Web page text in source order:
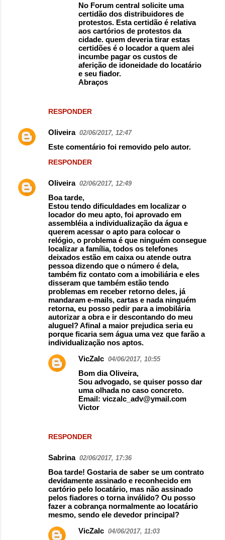
RESPONDER
No Forum central solicite uma
certidão dos distribuidores de
protestos. Esta certidão é relativa
aos cartórios de protestos da
cidade. quem deveria tirar estas
certidões é o locador a quem alei
incumbe pagar os custos de
aferição de idoneidade do locatário
e seu fiador.
Abraços
Oliveira 02/06/2017, 12:47
Este comentário foi removido pelo autor.
RESPONDER
Oliveira 02/06/2017, 12:49
Boa tarde,
Estou tendo dificuldades em localizar o
locador do meu apto, foi aprovado em
assembléia a individualização da água e
querem acessar o apto para colocar o
relógio, o problema é que ninguém consegue
localizar a família, todos os telefones
deixados estão em caixa ou atende outra
pessoa dizendo que o número é dela,
também fiz contato com a imobiliária e eles
disseram que também estão tendo
problemas em receber retorno deles, já
mandaram e-mails, cartas e nada ninguém
retorna, eu posso pedir para a imobilária
autorizar a obra e ir descontando do meu
aluguel? Afinal a maior prejudica seria eu
porque ficaria sem água uma vez que farão a
individualização nos aptos.
RESPONDER
VicZalc 04/06/2017, 10:55
Bom dia Oliveira,
Sou advogado, se quiser posso dar
uma olhada no caso concreto.
Email: viczalc_adv@ymail.com
Victor
Sabrina 02/06/2017, 17:36
Boa tarde! Gostaria de saber se um contrato
devidamente assinado e reconhecido em
cartório pelo locatário, mas não assinado
pelos fiadores o torna inválido? Ou posso
fazer a cobrança normalmente ao locatário
mesmo, sendo ele devedor principal?
VicZalc 04/06/2017, 11:03